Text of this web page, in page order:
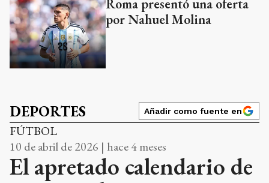
Roma presentó una oferta
por Nahuel Molina
DEPORTES Añadir como fuente en
FÚTBOL
10 de abril de 2026 | hace 4 meses
El apretado calendario de